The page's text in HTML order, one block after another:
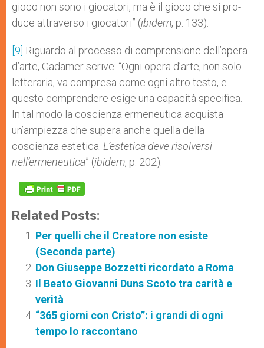
gioco non sono i giocatori, ma è il gioco che si pro-
duce attraverso i giocatori” (ibidem, p. 133).
[9] Riguardo al processo di comprensione dell’opera
d’arte, Gadamer scrive: “Ogni opera d’arte, non solo
letteraria, va compresa come ogni altro testo, e
questo comprendere esige una capacità specifica.
In tal modo la coscienza ermeneutica acquista
un’ampiezza che supera anche quella della
coscienza estetica. L’estetica deve risolversi
nell’ermeneutica” (ibidem, p. 202).
Related Posts:
Per quelli che il Creatore non esiste
(Seconda parte)
Don Giuseppe Bozzetti ricordato a Roma
Il Beato Giovanni Duns Scoto tra carità e
verità
“365 giorni con Cristo”: i grandi di ogni
tempo lo raccontano